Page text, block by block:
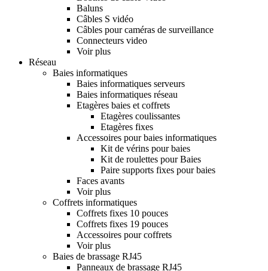
Baluns
Câbles S vidéo
Câbles pour caméras de surveillance
Connecteurs video
Voir plus
Réseau
Baies informatiques
Baies informatiques serveurs
Baies informatiques réseau
Etagères baies et coffrets
Etagères coulissantes
Etagères fixes
Accessoires pour baies informatiques
Kit de vérins pour baies
Kit de roulettes pour Baies
Paire supports fixes pour baies
Faces avants
Voir plus
Coffrets informatiques
Coffrets fixes 10 pouces
Coffrets fixes 19 pouces
Accessoires pour coffrets
Voir plus
Baies de brassage RJ45
Panneaux de brassage RJ45